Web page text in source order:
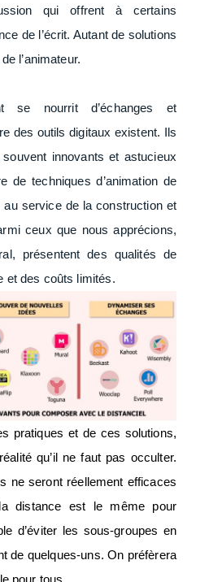
qui offrent à certains
de l’écrit. Autant de solutions
l’animateur.
se nourrit d’échanges et
des outils digitaux existent. Ils
innovants et astucieux
de techniques d’animation de
au service de la construction et
ceux que nous apprécions,
présentent des qualités de
et des coûts limités.
pratiques et de ces solutions,
qu’il ne faut pas occulter.
ne seront réellement efficaces
distance est le même pour
d’éviter les sous-groupes en
de quelques-uns. On préfèrera